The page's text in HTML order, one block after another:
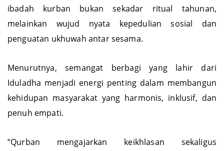
ibadah kurban bukan sekadar ritual tahunan,
melainkan wujud nyata kepedulian sosial dan
penguatan ukhuwah antar sesama.
Menurutnya, semangat berbagi yang lahir dari
Iduladha menjadi energi penting dalam membangun
kehidupan masyarakat yang harmonis, inklusif, dan
penuh empati.
“Qurban mengajarkan keikhlasan sekaligus